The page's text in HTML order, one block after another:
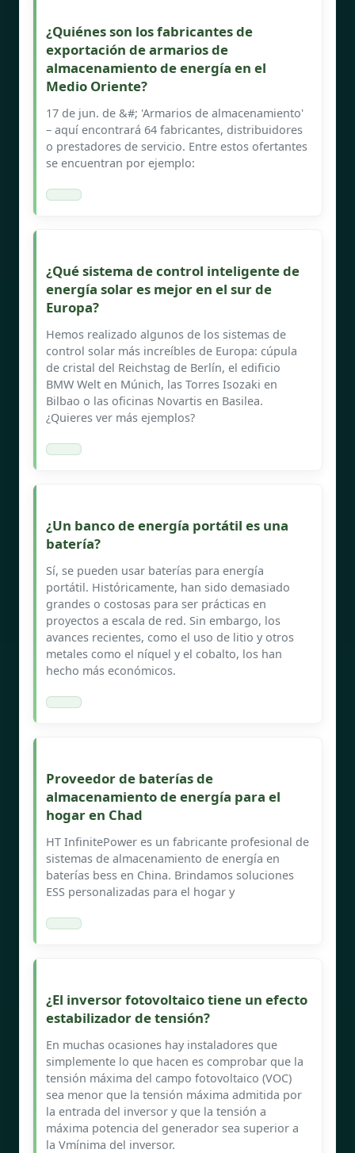
¿Quiénes son los fabricantes de
exportación de armarios de
almacenamiento de energía en el
Medio Oriente?
17 de jun. de &#; 'Armarios de almacenamiento'
– aquí encontrará 64 fabricantes, distribuidores
o prestadores de servicio. Entre estos ofertantes
se encuentran por ejemplo:
¿Qué sistema de control inteligente de
energía solar es mejor en el sur de
Europa?
Hemos realizado algunos de los sistemas de
control solar más increíbles de Europa: cúpula
de cristal del Reichstag de Berlín, el edificio
BMW Welt en Múnich, las Torres Isozaki en
Bilbao o las oficinas Novartis en Basilea.
¿Quieres ver más ejemplos?
¿Un banco de energía portátil es una
batería?
Sí, se pueden usar baterías para energía
portátil. Históricamente, han sido demasiado
grandes o costosas para ser prácticas en
proyectos a escala de red. Sin embargo, los
avances recientes, como el uso de litio y otros
metales como el níquel y el cobalto, los han
hecho más económicos.
Proveedor de baterías de
almacenamiento de energía para el
hogar en Chad
HT InfinitePower es un fabricante profesional de
sistemas de almacenamiento de energía en
baterías bess en China. Brindamos soluciones
ESS personalizadas para el hogar y
¿El inversor fotovoltaico tiene un efecto
estabilizador de tensión?
En muchas ocasiones hay instaladores que
simplemente lo que hacen es comprobar que la
tensión máxima del campo fotovoltaico (VOC)
sea menor que la tensión máxima admitida por
la entrada del inversor y que la tensión a
máxima potencia del generador sea superior a
la Vmínima del inversor.